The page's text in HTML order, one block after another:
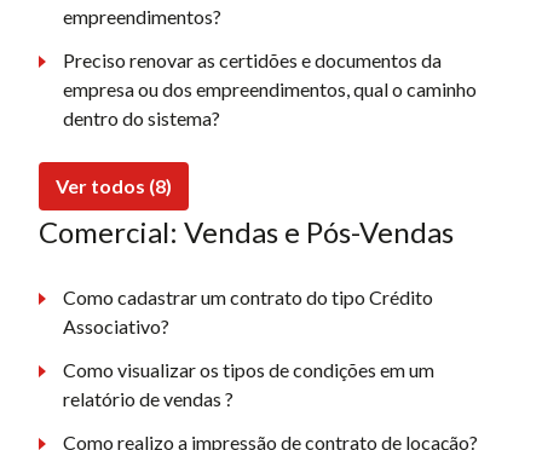
empreendimentos?
Preciso renovar as certidões e documentos da
empresa ou dos empreendimentos, qual o caminho
dentro do sistema?
Ver todos (8)
Comercial: Vendas e Pós-Vendas
Como cadastrar um contrato do tipo Crédito
Associativo?
Como visualizar os tipos de condições em um
relatório de vendas ?
Como realizo a impressão de contrato de locação?